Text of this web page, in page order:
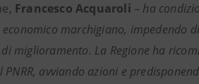
Francesco Acquaroli – ha
marchigiano, impedendo
miglioramento. La Regione ha
avviando azioni e